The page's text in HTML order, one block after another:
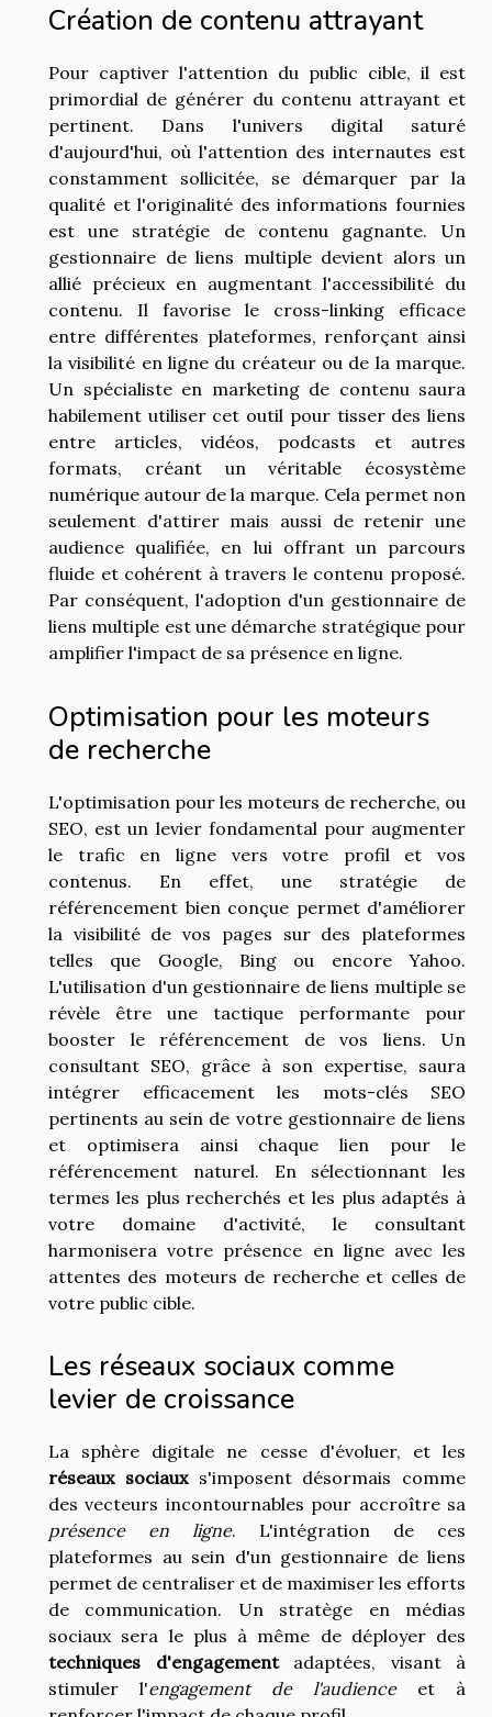
Création de contenu attrayant
Pour captiver l'attention du public cible, il est
primordial de générer du contenu attrayant et
pertinent. Dans l'univers digital saturé
d'aujourd'hui, où l'attention des internautes est
constamment sollicitée, se démarquer par la
qualité et l'originalité des informations fournies
est une stratégie de contenu gagnante. Un
gestionnaire de liens multiple devient alors un
allié précieux en augmentant l'accessibilité du
contenu. Il favorise le cross-linking efficace
entre différentes plateformes, renforçant ainsi
la visibilité en ligne du créateur ou de la marque.
Un spécialiste en marketing de contenu saura
habilement utiliser cet outil pour tisser des liens
entre articles, vidéos, podcasts et autres
formats, créant un véritable écosystème
numérique autour de la marque. Cela permet non
seulement d'attirer mais aussi de retenir une
audience qualifiée, en lui offrant un parcours
fluide et cohérent à travers le contenu proposé.
Par conséquent, l'adoption d'un gestionnaire de
liens multiple est une démarche stratégique pour
amplifier l'impact de sa présence en ligne.
Optimisation pour les moteurs
de recherche
L'optimisation pour les moteurs de recherche, ou
SEO, est un levier fondamental pour augmenter
le trafic en ligne vers votre profil et vos
contenus. En effet, une stratégie de
référencement bien conçue permet d'améliorer
la visibilité de vos pages sur des plateformes
telles que Google, Bing ou encore Yahoo.
L'utilisation d'un gestionnaire de liens multiple se
révèle être une tactique performante pour
booster le référencement de vos liens. Un
consultant SEO, grâce à son expertise, saura
intégrer efficacement les mots-clés SEO
pertinents au sein de votre gestionnaire de liens
et optimisera ainsi chaque lien pour le
référencement naturel. En sélectionnant les
termes les plus recherchés et les plus adaptés à
votre domaine d'activité, le consultant
harmonisera votre présence en ligne avec les
attentes des moteurs de recherche et celles de
votre public cible.
Les réseaux sociaux comme
levier de croissance
La sphère digitale ne cesse d'évoluer, et les
réseaux sociauxs'imposent désormais comme
des vecteurs incontournables pour accroître sa
présence en ligne. L'intégration de ces
plateformes au sein d'un gestionnaire de liens
permet de centraliser et de maximiser les efforts
de communication. Un stratège en médias
sociaux sera le plus à même de déployer des
techniques d'engagementadaptées, visant à
stimuler l'engagement de l'audienceet à